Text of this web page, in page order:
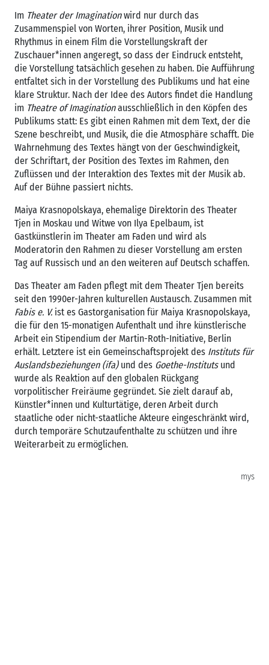
Im Theater der Imaginationwird nur durch das
Zusammenspiel von Worten, ihrer Position, Musik und
Rhythmus in einem Film die Vorstellungskraft der
Zuschauer*innen angeregt, so dass der Eindruck entsteht,
die Vorstellung tatsächlich gesehen zu haben. Die Aufführung
entfaltet sich in der Vorstellung des Publikums und hat eine
klare Struktur. Nach der Idee des Autors findet die Handlung
im Theatre of Imaginationausschließlich in den Köpfen des
Publikums statt: Es gibt einen Rahmen mit dem Text, der die
Szene beschreibt, und Musik, die die Atmosphäre schafft. Die
Wahrnehmung des Textes hängt von der Geschwindigkeit,
der Schriftart, der Position des Textes im Rahmen, den
Zuflüssen und der Interaktion des Textes mit der Musik ab.
Auf der Bühne passiert nichts.
Maiya Krasnopolskaya, ehemalige Direktorin des Theater
Tjen in Moskau und Witwe von Ilya Epelbaum, ist
Gastkünstlerin im Theater am Faden und wird als
Moderatorin den Rahmen zu dieser Vorstellung am ersten
Tag auf Russisch und an den weiteren auf Deutsch schaffen.
Das Theater am Faden pflegt mit dem Theater Tjen bereits
seit den 1990er-Jahren kulturellen Austausch. Zusammen mit
Fabis e. V.ist es Gastorganisation für Maiya Krasnopolskaya,
die für den 15-monatigen Aufenthalt und ihre künstlerische
Arbeit ein Stipendium der Martin-Roth-Initiative, Berlin
erhält. Letztere ist ein Gemeinschaftsprojekt des Instituts für
Auslandsbeziehungen (ifa)und des Goethe-Institutsund
wurde als Reaktion auf den globalen Rückgang
vorpolitischer Freiräume gegründet. Sie zielt darauf ab,
Künstler*innen und Kulturtätige, deren Arbeit durch
staatliche oder nicht-staatliche Akteure eingeschränkt wird,
durch temporäre Schutzaufenthalte zu schützen und ihre
Weiterarbeit zu ermöglichen.
mys